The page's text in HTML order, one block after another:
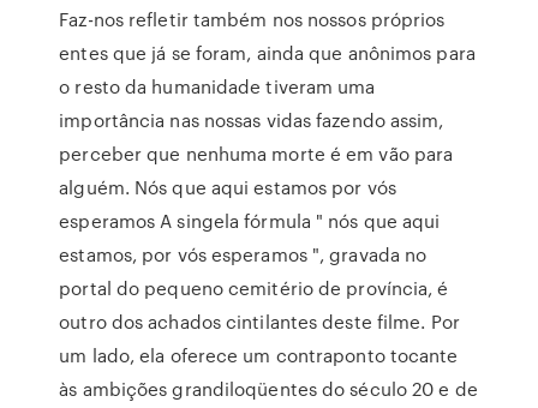
Faz-nos refletir também nos nossos próprios
entes que já se foram, ainda que anônimos para
o resto da humanidade tiveram uma
importância nas nossas vidas fazendo assim,
perceber que nenhuma morte é em vão para
alguém. Nós que aqui estamos por vós
esperamos A singela fórmula " nós que aqui
estamos, por vós esperamos ", gravada no
portal do pequeno cemitério de província, é
outro dos achados cintilantes deste filme. Por
um lado, ela oferece um contraponto tocante
às ambições grandiloqüentes do século 20 e de